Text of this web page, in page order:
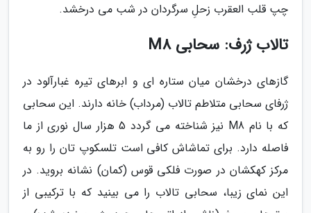
چپ قلب العقرب زحلِ سرگردان در شب می درخشد.
تالاب ژرف: سحابی M8
گازهای درخشان میان ستاره ای و ابرهای تیره غبارآلود در
ژرفای سحابی متلاطم تالاب (مرداب) خانه دارند. این سحابی
که با نام M8 نیز شناخته می گردد 5 هزار سال نوری از ما
فاصله دارد. برای تماشاش کافی است تلسکوپ تان را رو به
مرکز کهکشان در صورت فلکی قوس (کمان) نشانه بروید. در
این نمای زیبا، سحابی تالاب را می بینید که با ترکیبی از